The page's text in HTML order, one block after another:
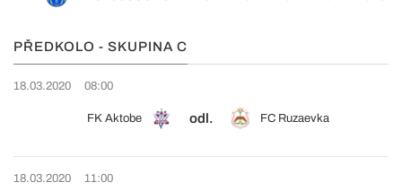
PŘEDKOLO - SKUPINA C
18.03.2020 08:00
FK Aktobe odl. FC Ruzaevka
18.03.2020 11:00